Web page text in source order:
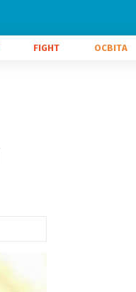
FIGHT ОСВІТА